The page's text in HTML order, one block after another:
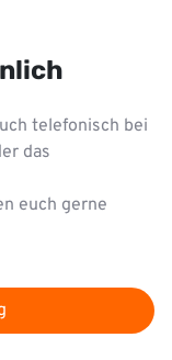
telefonisch bei
das
euch gerne